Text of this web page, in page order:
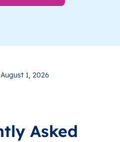
1, 2026
Asked